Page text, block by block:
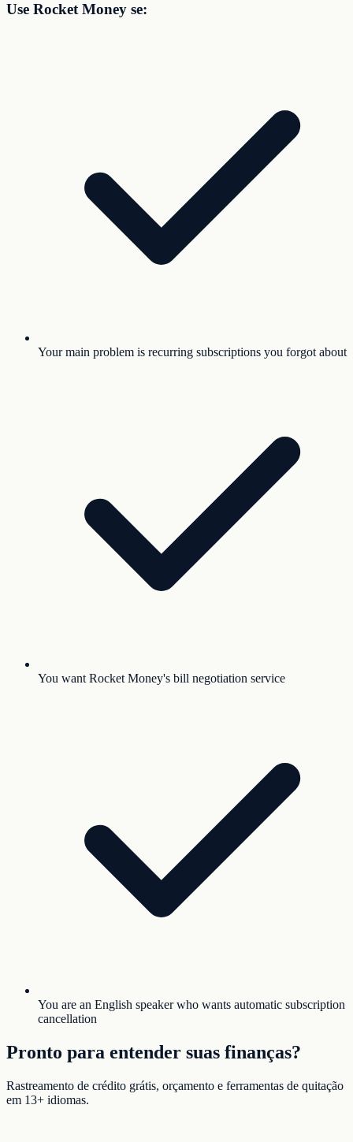
Use Rocket Money se:
Your main problem is recurring subscriptions you forgot about
You want Rocket Money's bill negotiation service
You are an English speaker who wants automatic subscription
cancellation
Pronto para entender suas finanças?
Rastreamento de crédito grátis, orçamento e ferramentas de quitação
em 13+ idiomas.